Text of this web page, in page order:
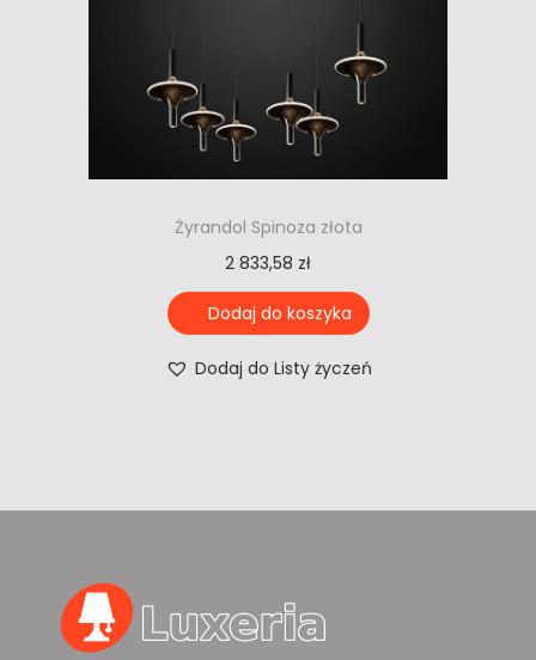
Żyrandol Spinoza złota
2 833,58 zł
Dodaj do koszyka
Dodaj do Listy życzeń